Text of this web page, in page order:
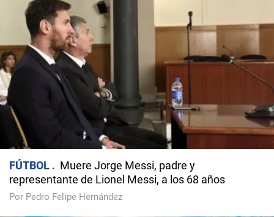
FÚTBOL
Muere Jorge Messi, padre y
representante de Lionel Messi, a los 68 años
Por Pedro Felipe Hernández